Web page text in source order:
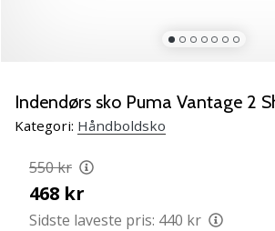
de
PUMA
Accelerate
NITRO
SQD
5
Indendørs sko Puma Vantage 2
Kategori: Håndboldsko
550 kr
468 kr
Sidste laveste pris: 440 kr